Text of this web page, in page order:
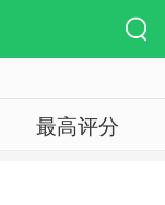
最高评分